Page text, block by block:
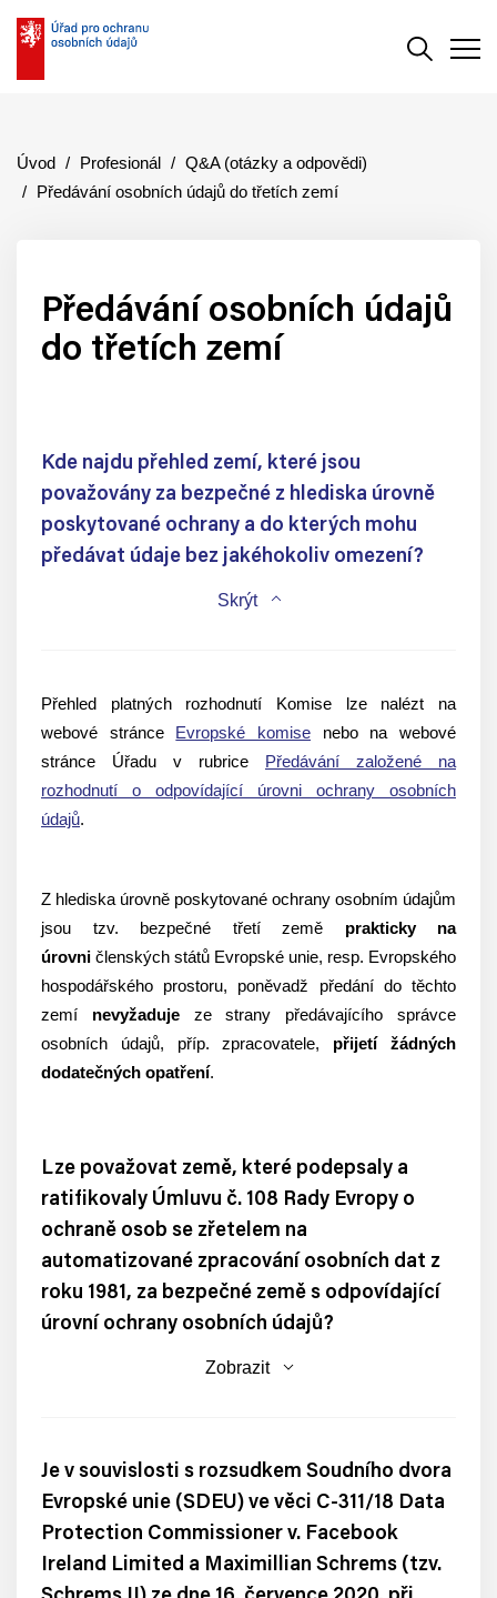
Úvod Profesionál
Q&A (otázky a odpovědi)
Předávání osobních údajů do třetích zemí
Předávání osobních údajů
do třetích zemí
Kde najdu přehled zemí, které jsou
považovány za bezpečné z hlediska úrovně
poskytované ochrany a do kterých mohu
předávat údaje bez jakéhokoliv omezení?
Skrýt
Přehled platných rozhodnutí Komise lze nalézt na
webové stránce Evropské komise nebo na webové
stránce Úřadu v rubrice Předávání založené na
rozhodnutí o odpovídající úrovni ochrany osobních
údajů.
Z hlediska úrovně poskytované ochrany osobním údajům
jsou tzv. bezpečné třetí země prakticky na
úrovni členských států Evropské unie, resp. Evropského
hospodářského prostoru, poněvadž předání do těchto
zemí nevyžadujeze strany předávajícího správce
osobních údajů, příp. zpracovatele, přijetí žádných
dodatečných opatření.
Lze považovat země, které podepsaly a
ratifikovaly Úmluvu č. 108 Rady Evropy o
ochraně osob se zřetelem na
automatizované zpracování osobních dat z
roku 1981, za bezpečné země s odpovídající
úrovní ochrany osobních údajů?
Zobrazit
Je v souvislosti s rozsudkem Soudního dvora
Evropské unie (SDEU) ve věci C-311/18 Data
Protection Commissioner v. Facebook
Ireland Limited a Maximillian Schrems (tzv.